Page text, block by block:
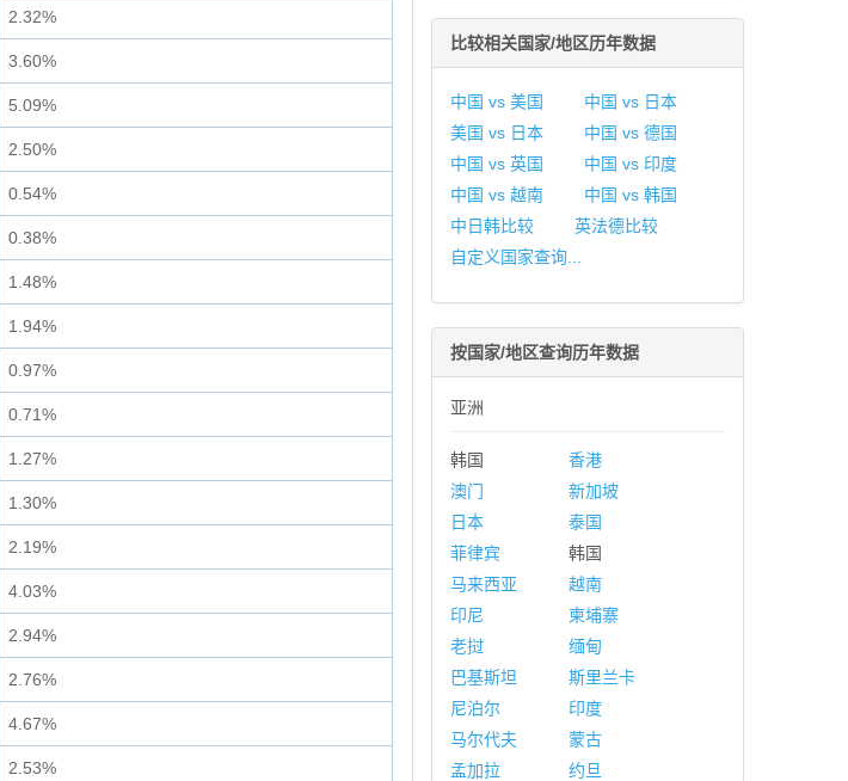
2.32%
3.60%
5.09%
2.50%
0.54%
0.38%
1.48%
1.94%
0.97%
0.71%
1.27%
1.30%
2.19%
4.03%
2.94%
2.76%
4.67%
2.53%
比较相关国家/地区历年数据
中国 vs 美国
中国 vs 日本
美国 vs 日本
中国 vs 德国
中国 vs 英国
中国 vs 印度
中国 vs 越南
中国 vs 韩国
中日韩比较
英法德比较
自定义国家查询...
按国家/地区查询历年数据
亚洲
韩国
香港
澳门
新加坡
日本
泰国
菲律宾
韩国
马来西亚
越南
印尼
柬埔寨
老挝
缅甸
巴基斯坦
斯里兰卡
尼泊尔
印度
马尔代夫
蒙古
孟加拉
约旦